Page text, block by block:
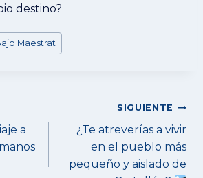
destino?
Maestrat
a
SIGUIENTE
¿Te atreverías a vivir
en el pueblo más
pequeño y aislado de